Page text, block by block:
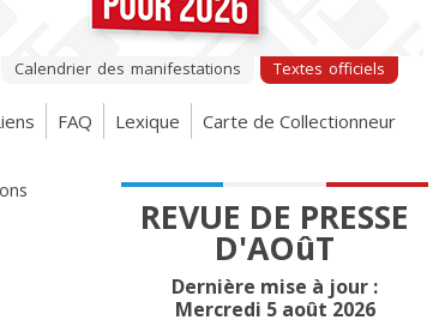
Calendrier des manifestations Textes officiels
FAQ Lexique Carte de Collectionneur
REVUE DE PRESSE
D'AOûT
Dernière mise à jour :
Mercredi 5 août 2026